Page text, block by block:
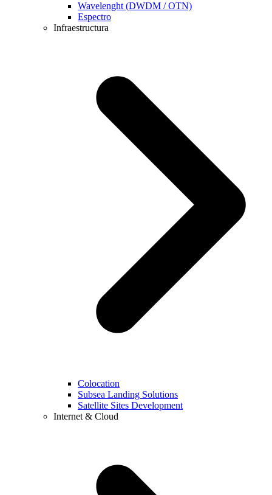
Wavelenght (DWDM / OTN)
Espectro
Infraestructura
Colocation
Subsea Landing Solutions
Satellite Sites Development
Internet & Cloud